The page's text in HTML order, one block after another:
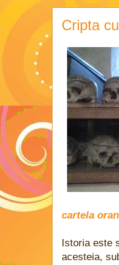
Cripta
cartela
Istoria este
acesteia,